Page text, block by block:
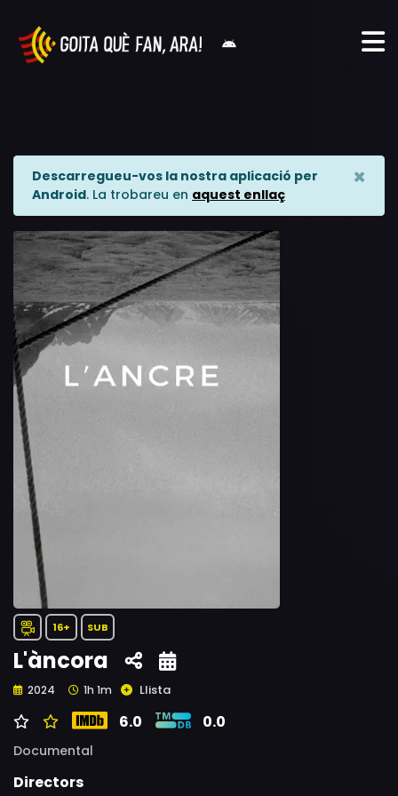
Descarregueu-vos la nostra aplicació per
Android. La trobareu en aquest enllaç
×
16+ SUB
L'àncora
2024 1h 1m Llista
6.0 0.0
Documental
Directors